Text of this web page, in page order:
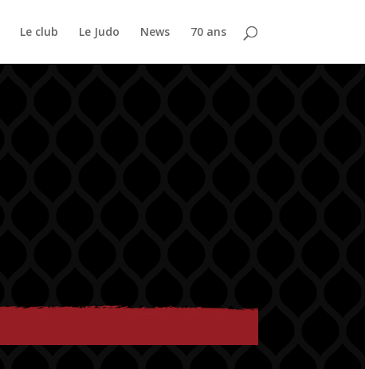
Le club Le Judo News 70 ans